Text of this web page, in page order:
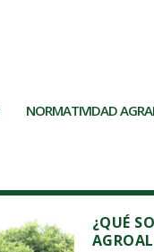
NORMATIVIDAD
¿QUÉ